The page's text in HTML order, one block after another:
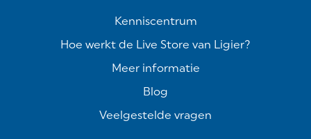
Kenniscentrum
Hoe werkt de Live Store van Ligier?
Meer informatie
Blog
Veelgestelde vragen